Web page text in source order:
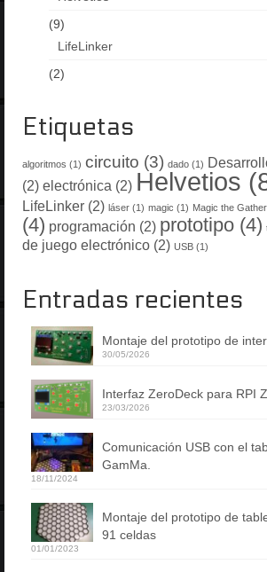
(9)
LifeLinker
(2)
Etiquetas
algoritmos (1) circuito (3) dado (1)
(2) electrónica (2) Helvetios
LifeLinker (2) láser (1) magic (1) Magic the
(4) programación (2) prototipo (4)
de juego electrónico (2) USB (1)
Entradas recientes
Montaje del prototipo de
30/05/2026
Interfaz ZeroDeck para RPI
23/03/2026
Comunicación USB con el
GamMa.
18/11/2024
Montaje del prototipo de
91 celdas
01/01/2023